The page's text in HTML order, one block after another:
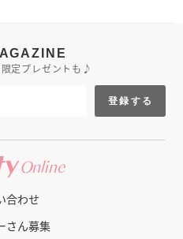
定プレゼントも♪
登録する
合わせ
さん募集